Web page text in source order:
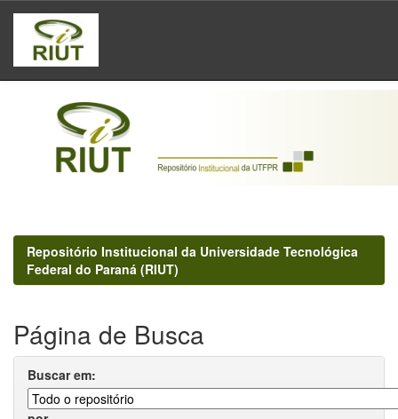
Skip
navigation
Repositório Institucional da Universidade Tecnológica
Federal do Paraná (RIUT)
Página de Busca
Buscar em: